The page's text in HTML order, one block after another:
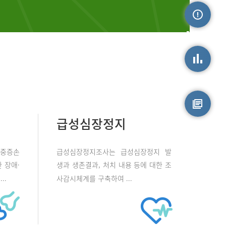
증손
장애·
급성심장정지
급성심장정지조사는 급성심장정지 발
생과 생존결과, 처치 내용 등에 대한 조
사감시체계를 구축하여 ...
손상정보